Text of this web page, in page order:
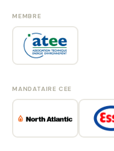
MEMBRE
MANDATAIRE CEE